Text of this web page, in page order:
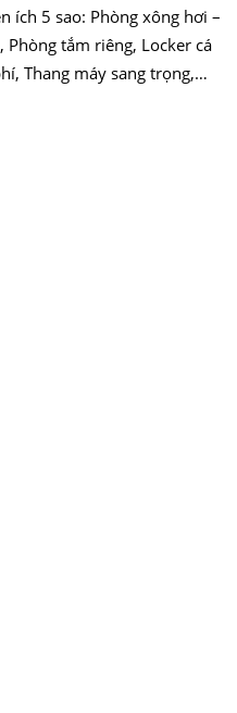
ích 5 sao: Phòng xông hơi –
Phòng tắm riêng, Locker cá
Thang máy sang trọng,…